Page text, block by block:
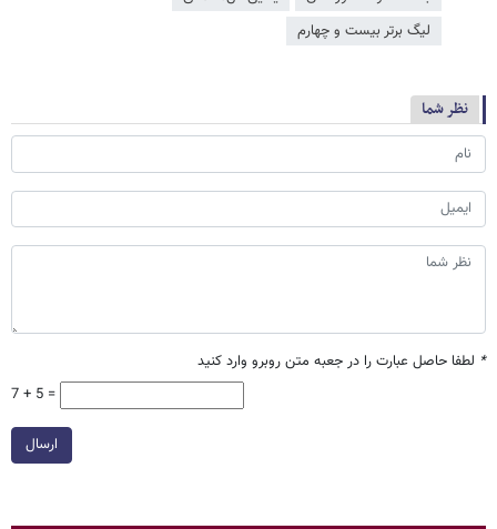
لیگ برتر بیست و چهارم
نظر شما
* لطفا حاصل عبارت را در جعبه متن روبرو وارد کنید
7 + 5 =
ارسال